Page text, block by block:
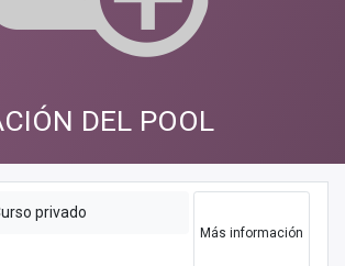
DEL POOL
privado
Más información